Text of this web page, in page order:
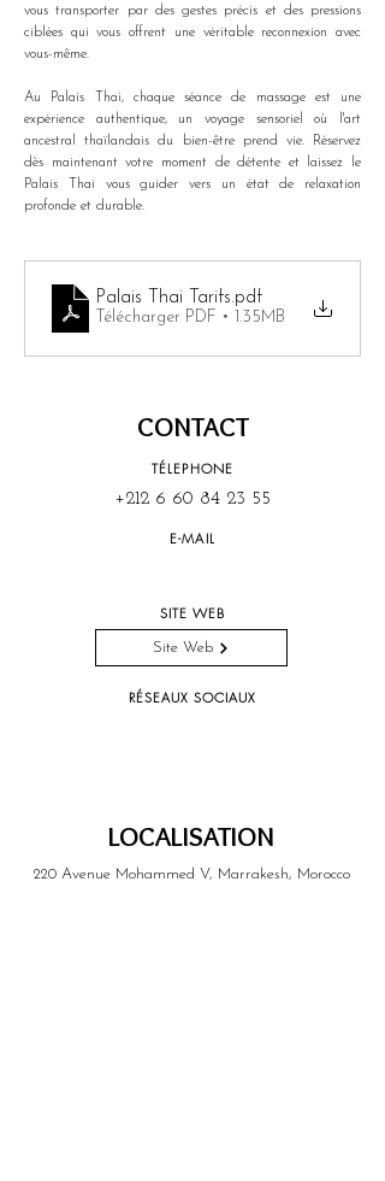
vous transporter par des gestes précis et des pressions
ciblées qui vous offrent une véritable reconnexion avec
vous-même.
Au Palais Thai, chaque séance de massage est une
expérience authentique, un voyage sensoriel où l'art
ancestral thaïlandais du bien-être prend vie. Réservez
dès maintenant votre moment de détente et laissez le
Palais Thai vous guider vers un état de relaxation
profonde et durable.
Palais Thai Tarifs.pdf
Télécharger PDF • 1.35MB
TÉLEPHONE
+212 6 60 84 23 55
E-MAIL
SITE WEB
Site Web
RÉSEAUX SOCIAUX
CONTACT
LOCALISATION
220 Avenue Mohammed V, Marrakesh, Morocco